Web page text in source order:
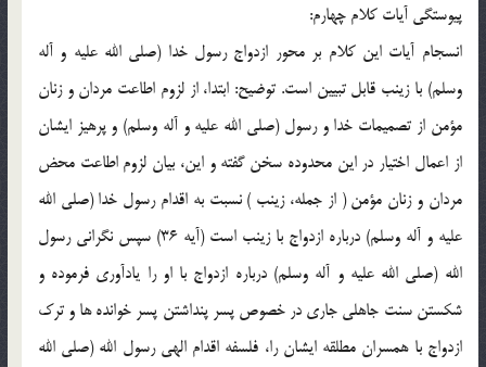
پيوستگي آيات کلام چهارم:
انسجام آيات اين کلام بر محور ازدواج رسول خدا (صلي الله عليه و آله
وسلم) با زينب قابل تبيين است. توضيح: ابتدا، از لزوم اطاعت مردان و زنان
مؤمن از تصميمات خدا و رسول (صلي الله عليه و آله وسلم) و پرهيز ايشان
از اعمال اختيار در اين محدوده سخن گفته و اين، بيان لزوم اطاعت محض
مردان و زنان مؤمن ( از جمله، زينب ) نسبت به اقدام رسول خدا (صلي الله
عليه و آله وسلم) درباره ازدواج با زينب است (آيه 36) سپس نگراني رسول
الله (صلي الله عليه و آله وسلم) درباره ازدواج با او را يادآوري فرموده و
شکستن سنت جاهلي جاري در خصوص پسر پنداشتن پسر خوانده ها و ترک
ازدواج با همسران مطلقه ايشان را، فلسفه اقدام الهي رسول الله (صلي الله